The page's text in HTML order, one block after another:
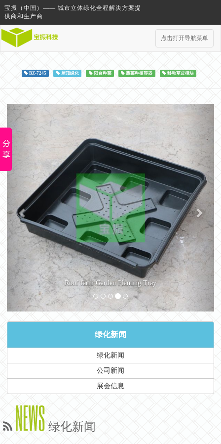
宝振（中国）—— 城市立体绿化全程解决方案提
供商和生产商
点击打开导航菜单
BZ-7245 屋顶绿化 阳台种菜 蔬菜种植容器 移动草皮模块
Roof farm Garden Planting Tray
Previous Next
绿化新闻
绿化新闻
公司新闻
展会信息
NEWS 绿化新闻